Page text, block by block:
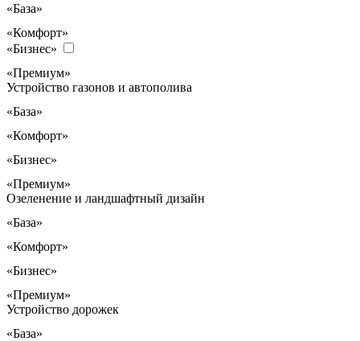
«База»
«Комфорт»
«Бизнес»
«Премиум»
Устройство газонов и автополива
«База»
«Комфорт»
«Бизнес»
«Премиум»
Озеленение и ландшафтный дизайн
«База»
«Комфорт»
«Бизнес»
«Премиум»
Устройство дорожек
«База»